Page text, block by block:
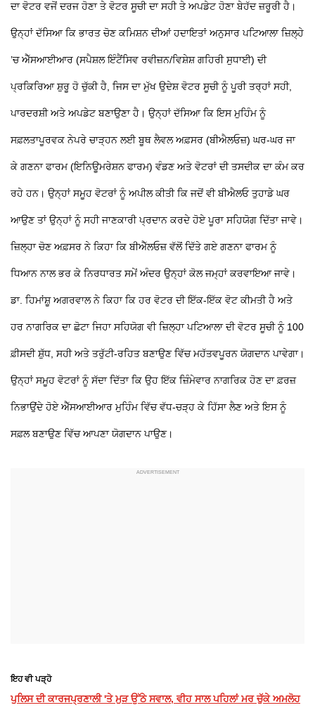
ਦਾ ਵੋਟਰ ਵਜੋਂ ਦਰਜ ਹੋਣਾ ਤੇ ਵੋਟਰ ਸੂਚੀ ਦਾ ਸਹੀ ਤੇ ਅਪਡੇਟ ਹੋਣਾ ਬੇਹੱਦ ਜ਼ਰੂਰੀ ਹੈ।
ਉਨ੍ਹਾਂ ਦੱਸਿਆ ਕਿ ਭਾਰਤ ਚੋਣ ਕਮਿਸ਼ਨ ਦੀਆਂ ਹਦਾਇਤਾਂ ਅਨੁਸਾਰ ਪਟਿਆਲਾ ਜ਼ਿਲ੍ਹੇ
’ਚ ਐੱਸਆਈਆਰ (ਸਪੈਸ਼ਲ ਇੰਟੈਂਸਿਵ ਰਵੀਜ਼ਨ/ਵਿਸ਼ੇਸ਼ ਗਹਿਰੀ ਸੁਧਾਈ) ਦੀ
ਪ੍ਰਕਿਰਿਆ ਸ਼ੁਰੂ ਹੋ ਚੁੱਕੀ ਹੈ, ਜਿਸ ਦਾ ਮੁੱਖ ਉਦੇਸ਼ ਵੋਟਰ ਸੂਚੀ ਨੂੰ ਪੂਰੀ ਤਰ੍ਹਾਂ ਸਹੀ,
ਪਾਰਦਰਸ਼ੀ ਅਤੇ ਅਪਡੇਟ ਬਣਾਉਣਾ ਹੈ। ਉਨ੍ਹਾਂ ਦੱਸਿਆ ਕਿ ਇਸ ਮੁਹਿੰਮ ਨੂੰ
ਸਫ਼ਲਤਾਪੂਰਵਕ ਨੇਪਰੇ ਚਾੜ੍ਹਨ ਲਈ ਬੂਥ ਲੈਵਲ ਅਫ਼ਸਰ (ਬੀਐਲਓਜ਼) ਘਰ-ਘਰ ਜਾ
ਕੇ ਗਣਨਾ ਫਾਰਮ (ਇਨਿਊਮਰੇਸ਼ਨ ਫਾਰਮ) ਵੰਡਣ ਅਤੇ ਵੋਟਰਾਂ ਦੀ ਤਸਦੀਕ ਦਾ ਕੰਮ ਕਰ
ਰਹੇ ਹਨ। ਉਨ੍ਹਾਂ ਸਮੂਹ ਵੋਟਰਾਂ ਨੂੰ ਅਪੀਲ ਕੀਤੀ ਕਿ ਜਦੋਂ ਵੀ ਬੀਐਲਓ ਤੁਹਾਡੇ ਘਰ
ਆਉਣ ਤਾਂ ਉਨ੍ਹਾਂ ਨੂੰ ਸਹੀ ਜਾਣਕਾਰੀ ਪ੍ਰਦਾਨ ਕਰਦੇ ਹੋਏ ਪੂਰਾ ਸਹਿਯੋਗ ਦਿੱਤਾ ਜਾਵੇ।
ਜ਼ਿਲ੍ਹਾ ਚੋਣ ਅਫ਼ਸਰ ਨੇ ਕਿਹਾ ਕਿ ਬੀਐੱਲਓਜ਼ ਵੱਲੋਂ ਦਿੱਤੇ ਗਏ ਗਣਨਾ ਫਾਰਮ ਨੂੰ
ਧਿਆਨ ਨਾਲ ਭਰ ਕੇ ਨਿਰਧਾਰਤ ਸਮੇਂ ਅੰਦਰ ਉਨ੍ਹਾਂ ਕੋਲ ਜਮ੍ਹਾਂ ਕਰਵਾਇਆ ਜਾਵੇ।
ਡਾ. ਹਿਮਾਂਸ਼ੂ ਅਗਰਵਾਲ ਨੇ ਕਿਹਾ ਕਿ ਹਰ ਵੋਟਰ ਦੀ ਇੱਕ-ਇੱਕ ਵੋਟ ਕੀਮਤੀ ਹੈ ਅਤੇ
ਹਰ ਨਾਗਰਿਕ ਦਾ ਛੋਟਾ ਜਿਹਾ ਸਹਿਯੋਗ ਵੀ ਜ਼ਿਲ੍ਹਾ ਪਟਿਆਲਾ ਦੀ ਵੋਟਰ ਸੂਚੀ ਨੂੰ 100
ਫ਼ੀਸਦੀ ਸ਼ੁੱਧ, ਸਹੀ ਅਤੇ ਤਰੁੱਟੀ-ਰਹਿਤ ਬਣਾਉਣ ਵਿੱਚ ਮਹੱਤਵਪੂਰਨ ਯੋਗਦਾਨ ਪਾਵੇਗਾ।
ਉਨ੍ਹਾਂ ਸਮੂਹ ਵੋਟਰਾਂ ਨੂੰ ਸੱਦਾ ਦਿੱਤਾ ਕਿ ਉਹ ਇੱਕ ਜ਼ਿੰਮੇਵਾਰ ਨਾਗਰਿਕ ਹੋਣ ਦਾ ਫ਼ਰਜ਼
ਨਿਭਾਉਂਦੇ ਹੋਏ ਐੱਸਆਈਆਰ ਮੁਹਿੰਮ ਵਿੱਚ ਵੱਧ-ਚੜ੍ਹ ਕੇ ਹਿੱਸਾ ਲੈਣ ਅਤੇ ਇਸ ਨੂੰ
ਸਫ਼ਲ ਬਣਾਉਣ ਵਿੱਚ ਆਪਣਾ ਯੋਗਦਾਨ ਪਾਉਣ।
ਇਹ ਵੀ ਪੜ੍ਹੋ
ਪੁਲਿਸ ਦੀ ਕਾਰਜਪ੍ਰਣਾਲੀ 'ਤੇ ਮੁੜ ਉੱਠੇ ਸਵਾਲ, ਵੀਹ ਸਾਲ ਪਹਿਲਾਂ ਮਰ ਚੁੱਕੇ ਅਮਲੋਹ